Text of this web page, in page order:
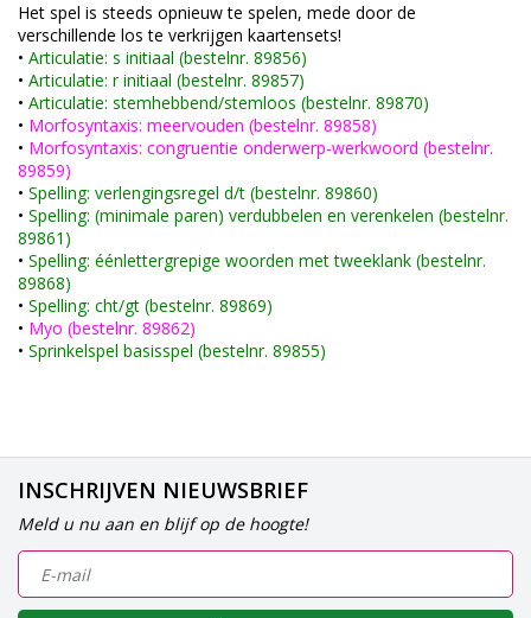
Het spel is steeds opnieuw te spelen, mede door de
verschillende los te verkrijgen kaartensets!
• Articulatie: s initiaal (bestelnr. 89856)
• Articulatie: r initiaal (bestelnr. 89857)
• Articulatie: stemhebbend/stemloos (bestelnr. 89870)
• Morfosyntaxis: meervouden (bestelnr. 89858)
• Morfosyntaxis: congruentie onderwerp-werkwoord (bestelnr.
89859)
• Spelling: verlengingsregel d/t (bestelnr. 89860)
• Spelling: (minimale paren) verdubbelen en verenkelen (bestelnr.
89861)
• Spelling: éénlettergrepige woorden met tweeklank (bestelnr.
89868)
• Spelling: cht/gt (bestelnr. 89869)
• Myo (bestelnr. 89862)
• Sprinkelspel basisspel (bestelnr. 89855)
INSCHRIJVEN NIEUWSBRIEF
Meld u nu aan en blijf op de hoogte!